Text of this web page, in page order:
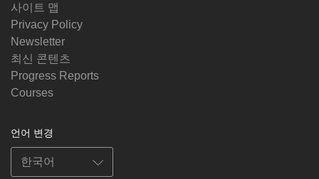
사이트 맵
Privacy Policy
Newsletter
최신 콘텐츠
Progress Reports
Courses
언어 변경